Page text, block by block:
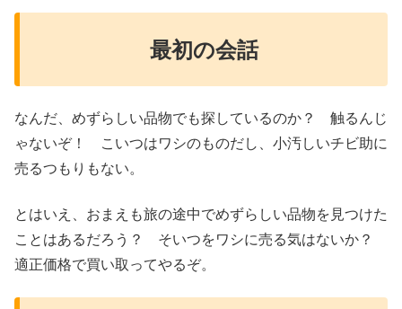
最初の会話
なんだ、めずらしい品物でも探しているのか？ 触るんじ
ゃないぞ！ こいつはワシのものだし、小汚しいチビ助に
売るつもりもない。
とはいえ、おまえも旅の途中でめずらしい品物を見つけた
ことはあるだろう？ そいつをワシに売る気はないか？
適正価格で買い取ってやるぞ。